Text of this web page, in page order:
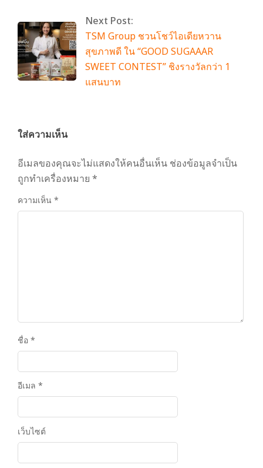
Next Post:
TSM Group ชวนโชว์ไอเดียหวาน
สุขภาพดี ใน “GOOD SUGAAAR
SWEET CONTEST” ชิงรางวัลกว่า 1
แสนบาท
ใส่ความเห็น
อีเมลของคุณจะไม่แสดงให้คนอื่นเห็น ช่องข้อมูลจำเป็น
ถูกทำเครื่องหมาย *
ความเห็น *
ชื่อ *
อีเมล *
เว็บไซต์